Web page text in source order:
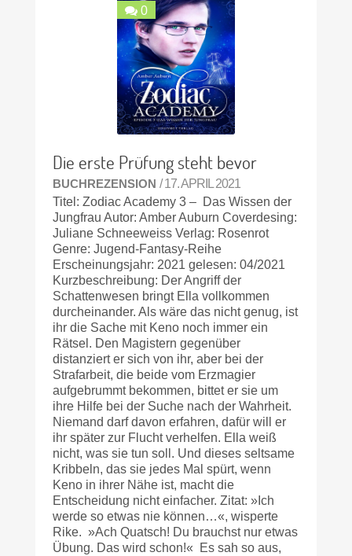
0
Die erste Prüfung steht bevor
BUCHREZENSION / 17. APRIL 2021
Titel: Zodiac Academy 3 – Das Wissen der
Jungfrau Autor: Amber Auburn Coverdesing:
Juliane Schneeweiss Verlag: Rosenrot
Genre: Jugend-Fantasy-Reihe
Erscheinungsjahr: 2021 gelesen: 04/2021
Kurzbeschreibung: Der Angriff der
Schattenwesen bringt Ella vollkommen
durcheinander. Als wäre das nicht genug, ist
ihr die Sache mit Keno noch immer ein
Rätsel. Den Magistern gegenüber
distanziert er sich von ihr, aber bei der
Strafarbeit, die beide vom Erzmagier
aufgebrummt bekommen, bittet er sie um
ihre Hilfe bei der Suche nach der Wahrheit.
Niemand darf davon erfahren, dafür will er
ihr später zur Flucht verhelfen. Ella weiß
nicht, was sie tun soll. Und dieses seltsame
Kribbeln, das sie jedes Mal spürt, wenn
Keno in ihrer Nähe ist, macht die
Entscheidung nicht einfacher. Zitat: »Ich
werde so etwas nie können…«, wisperte
Rike. »Ach Quatsch! Du brauchst nur etwas
Übung. Das wird schon!« Es sah so aus,